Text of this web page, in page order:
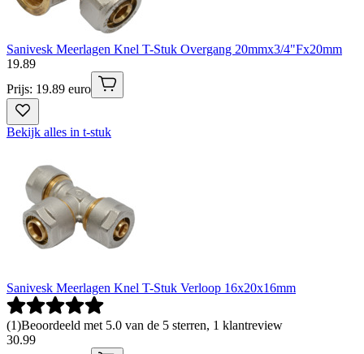
Sanivesk Meerlagen Knel T-Stuk Overgang 20mmx3/4"Fx20mm
19.89
Prijs: 19.89 euro
Bekijk alles in t-stuk
Sanivesk Meerlagen Knel T-Stuk Verloop 16x20x16mm
(1)Beoordeeld met 5.0 van de 5 sterren, 1 klantreview
30.99